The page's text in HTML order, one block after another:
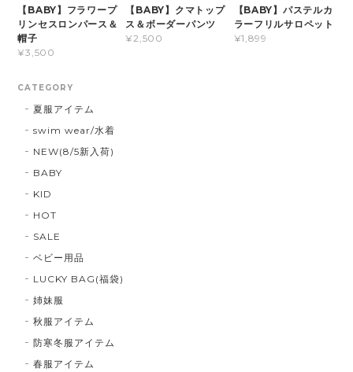
【BABY】フラワープ
リンセスロンパース＆
帽子
¥3,500
【BABY】クマトップ
ス＆ボーダーパンツ
¥2,500
【BABY】パステルカ
ラーフリルサロペット
¥1,899
CATEGORY
夏服アイテム
swim wear/水着
NEW(8/5新入荷)
BABY
KID
HOT
SALE
ベビー用品
LUCKY BAG(福袋)
姉妹服
秋服アイテム
防寒冬服アイテム
春服アイテム